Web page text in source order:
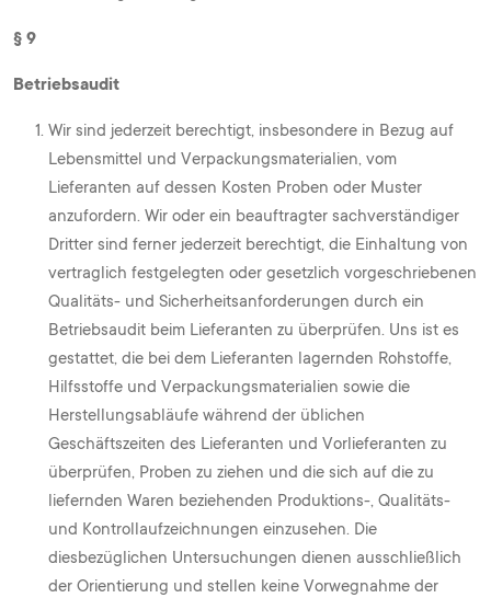
§ 9
Betriebsaudit
Wir sind jederzeit berechtigt, insbesondere in Bezug auf
Lebensmittel und Verpackungsmaterialien, vom
Lieferanten auf dessen Kosten Proben oder Muster
anzufordern. Wir oder ein beauftragter sachverständiger
Dritter sind ferner jederzeit berechtigt, die Einhaltung von
vertraglich festgelegten oder gesetzlich vorgeschriebenen
Qualitäts- und Sicherheitsanforderungen durch ein
Betriebsaudit beim Lieferanten zu überprüfen. Uns ist es
gestattet, die bei dem Lieferanten lagernden Rohstoffe,
Hilfsstoffe und Verpackungsmaterialien sowie die
Herstellungsabläufe während der üblichen
Geschäftszeiten des Lieferanten und Vorlieferanten zu
überprüfen, Proben zu ziehen und die sich auf die zu
liefernden Waren beziehenden Produktions-, Qualitäts-
und Kontrollaufzeichnungen einzusehen. Die
diesbezüglichen Untersuchungen dienen ausschließlich
der Orientierung und stellen keine Vorwegnahme der